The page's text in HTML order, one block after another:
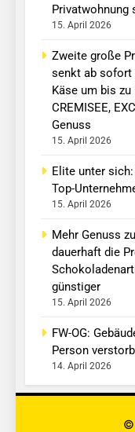
Privatwohnung
15. April 2026
Zweite große
senkt ab sofort
Käse um bis zu
CREMISEE,
Genuss
15. April 2026
Elite unter
Top-
15. April 2026
Mehr Genuss
dauerhaft die
günstiger
15. April 2026
FW-OG:
Person
14. April 2026
©